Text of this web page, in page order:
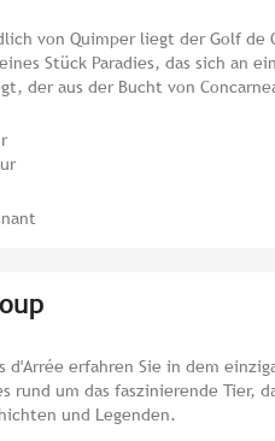
von Quimper liegt der Golf de
Stück Paradies, das sich an
der aus der Bucht von
d'Arrée erfahren Sie in dem
rund um das faszinierende Tier,
und Legenden.